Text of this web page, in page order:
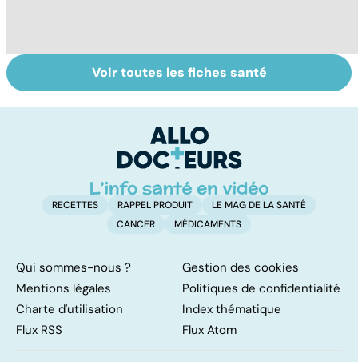
Tout savoir sur
les infections
Covid-19 : tout
savoir sur la
Voir toutes les fiches santé
RECETTES RAPPEL PRODUIT
LE MAG DE LA SANTÉ
CANCER
MÉDICAMENTS
Qui sommes-nous ?
Gestion des cookies
Mentions légales
Politiques de confidentialité
Charte d'utilisation
Index thématique
Flux RSS
Flux Atom